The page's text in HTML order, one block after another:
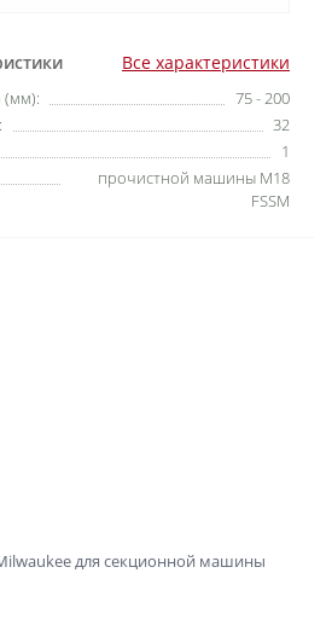
Все характеристики
(мм):
75 - 200
32
1
прочистной машины M18
FSSM
для секционной машины